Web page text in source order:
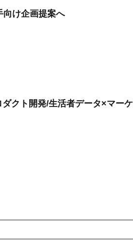
向け企画提案へ
クト開発/生活者データ×マー